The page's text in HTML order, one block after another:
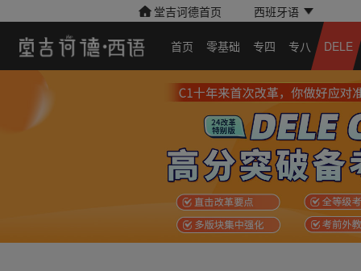
堂吉诃德首页 西班牙语
首页 零基础 专四 专八 DELE